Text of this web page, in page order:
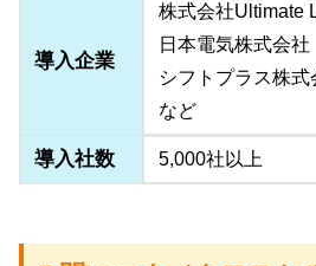
導入企業
株式会社Ultimate
日本電気株式会社
シフトプラス株式
など
導入社数 5,000社以上